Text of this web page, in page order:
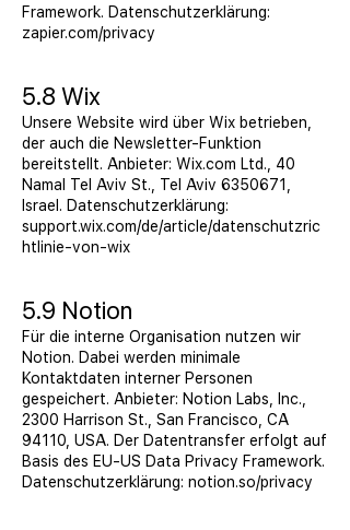
Framework. Datenschutzerklärung:
zapier.com/privacy
5.8 Wix
Unsere Website wird über Wix betrieben,
der auch die Newsletter-Funktion
bereitstellt. Anbieter: Wix.com Ltd., 40
Namal Tel Aviv St., Tel Aviv 6350671
Israel. Datenschutzerklärung:
support.wix.com/de/article/datenschutzric
htlinie-von-wix
5.9 Notion
Für die interne Organisation nutzen wir
Notion. Dabei werden minimale
Kontaktdaten interner Personen
gespeichert. Anbieter: Notion Labs, Inc.,
2300 Harrison St., San Francisco, CA
94110, USA. Der Datentransfer erfolgt auf
Basis des EU-US Data Privacy Framework.
Datenschutzerklärung: notion.so/privacy